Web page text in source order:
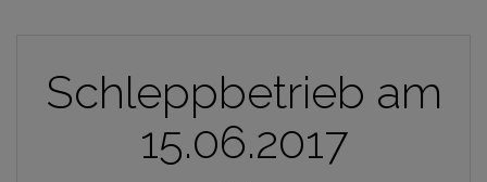
Schleppbetrieb am
15.06.2017